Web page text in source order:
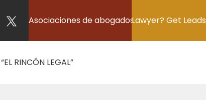
Asociaciones de abogadosLawyer? Get Leads
RINCÓN LEGAL”